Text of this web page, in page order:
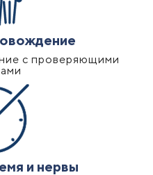
с проверяющими
и нервы